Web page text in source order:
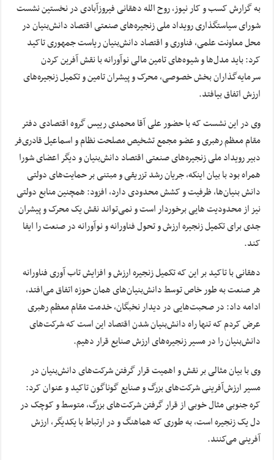
به گزارش کسب و کار نیوز، روح الله دهقانی فیروزآبادی در نخستین نشست
شورای سیاستگذاری رویداد ملی زنجیره‌های صنعتی اقتصاد دانش‌بنیان در
محل معاونت علمی، فناوری و اقتصاد دانش‌بنیان ریاست جمهوری تاکید
کرد: باید مدل‌ها و شیوه‌های تامین مالی نوآورانه با نقش آفرین کردن
سرمایه‌گذاران بخش خصوصی، محرک و پیشران تامین و تکمیل زنجیره‌های
ارزش اتفاق بیافتد.
وی در این نشست که با حضور علی آقا محمدی رییس گروه اقتصادی دفتر
مقام معظم رهبری و عضو مجمع تشخیص مصلحت نظام و اسماعیل قادری‌فر
دبیر رویداد ملی زنجیره‌های صنعتی اقتصاد دانش‌بنیان و دیگر اعضای شورا
همراه بود با بیان اینکه، جریان رشد تزریقی و مبتنی بر حمایت‌های دولتی
دانش بنیان‌ها، ظرفیت و کشش محدودی دارد، افزود: همچنین منابع دولتی
نیز از محدودیت هایی برخوردار است و نمی‌تواند نقش یک محرک و پیشران
جدی برای تکمیل زنجیره ارزش و تحول فناورانه و نوآورانه در صنعت را ایفا
کند.
دهقانی با تاکید بر این که تکمیل زنجیره ارزش و افزایش تاب آوری فناورانه
هر صنعت به طور خاص توسط دانش‌بنیان‌های همان حوزه اتفاق می‌افتد،
ادامه داد: در صحبت‌هایی در دیدار نخبگان، خدمت مقام معظم رهبری
عرض کردم که تنها راه دانش‌بنیان شدن اقتصاد این است که شرکت‌های
دانش‌بنیان را در مسیر زنجیره‌های ارزش صنایع قرار دهیم.
وی با بیان مثالی بر نقش و اهمیت قرار گرفتن شرکت‌های دانش‌بنیان در
مسیر ارزش‌آفرینی شرکت‌های بزرگ و صنایع گوناگون تاکید و عنوان کرد:
کره جنوبی مثال خوبی از قرار گرفتن شرکت‌های بزرگ، متوسط و کوچک در
دل یک زنجیره است، به طوری که هماهنگ و در ارتباط با یکدیگر، ارزش
آفرینی می‌کنند.